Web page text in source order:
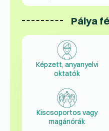
Pálya
Képzett, anyanyelvi
oktatók
Kiscsoportos vagy
magánórák